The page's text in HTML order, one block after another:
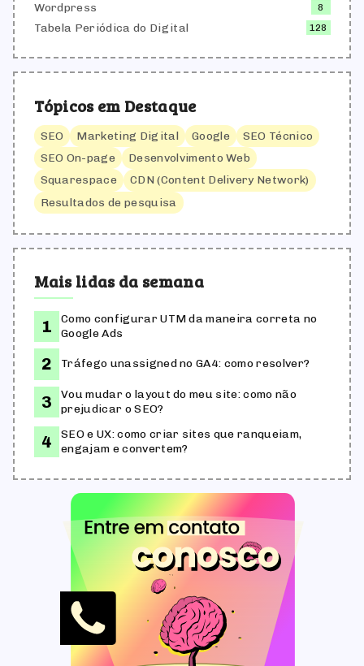
Wordpress 8
Tabela Periódica do Digital 128
Tópicos em Destaque
SEO Marketing Digital Google
SEO Técnico
SEO On-page
Desenvolvimento Web
Squarespace
CDN (Content Delivery Network)
Resultados de pesquisa
Mais lidas da semana
Como configurar UTM da maneira correta no
Google Ads
Tráfego unassigned no GA4: como resolver?
Vou mudar o layout do meu site: como não
prejudicar o SEO?
SEO e UX: como criar sites que ranqueiam,
engajam e convertem?